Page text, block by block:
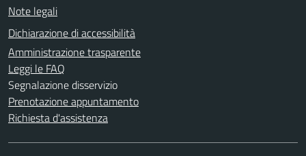
Note legali
Dichiarazione di accessibilità
Amministrazione trasparente
Leggi le FAQ
Segnalazione disservizio
Prenotazione appuntamento
Richiesta d'assistenza